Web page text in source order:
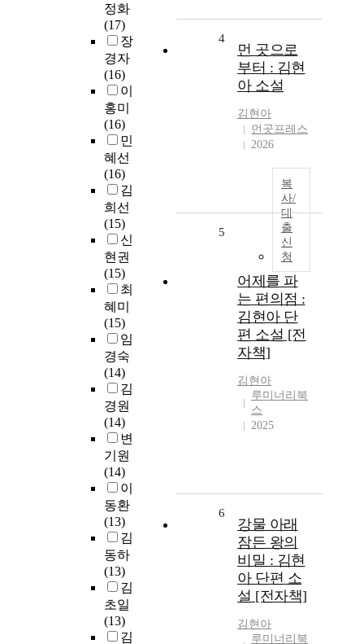
정화
(17)
장
경자
(16)
이
홍미
(16)
민
혜선
(16)
김
희선
(15)
신
현권
(15)
최
혜미
(15)
임
경숙
(14)
김
경원
(14)
변
기원
(14)
이
동환
(13)
김
동하
(13)
김
초일
(13)
김
4
먼 곳으로
부터 : 김현
아 소설
김현아
먼곳프레스
2026
복
사/
대
출
신
청
5
어제를 파
는 편의점 :
김현아 단
편 소설 [전
자책]
김현아
루미너리북
스
2025
6
강물 아래
잠든 왕의
비밀 : 김현
아 단편 소
설 [전자책]
김현아
루미너리북